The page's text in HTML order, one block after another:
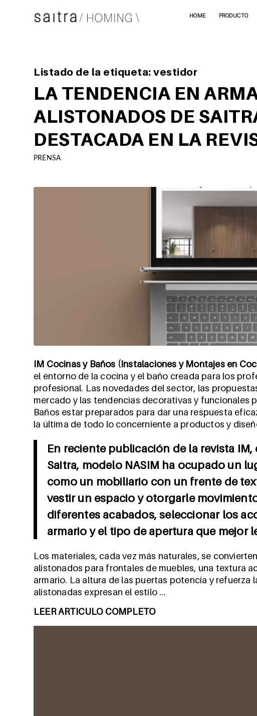
HOME PRODUCTO
Listado de la etiqueta: vestidor
LA TENDENCIA EN
ALISTONADOS DE
DESTACADA EN LA
PRENSA
IM Cocinas y Baños (Instalaciones y Montajes en
el entorno de la cocina y el baño creada para los
profesional. Las novedades del sector, las
mercado y las tendencias decorativas y funcionales
Baños estar preparados para dar una respuesta
la última de todo lo concerniente a productos y
En reciente publicación de la revista
Saitra, modelo NASIM ha ocupado un
como un mobiliario con un frente de
vestir un espacio y otorgarle
diferentes acabados, seleccionar los
armario y el tipo de apertura que mejor
Los materiales, cada vez más naturales, se
alistonados para frontales de muebles, una textura
armario. La altura de las puertas potencia y refuerza
alistonadas expresan el estilo …
LEER ARTICULO COMPLETO